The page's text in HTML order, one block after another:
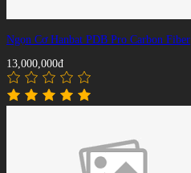
Ngọn Cơ Hanbat PDB Pro Carbon Fiber
13,000,000đ